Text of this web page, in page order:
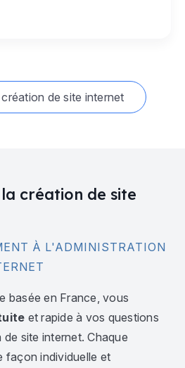
de site internet
création de site
À L'ADMINISTRATION
basée en France, vous
et rapide à vos questions
site internet. Chaque
façon individuelle et